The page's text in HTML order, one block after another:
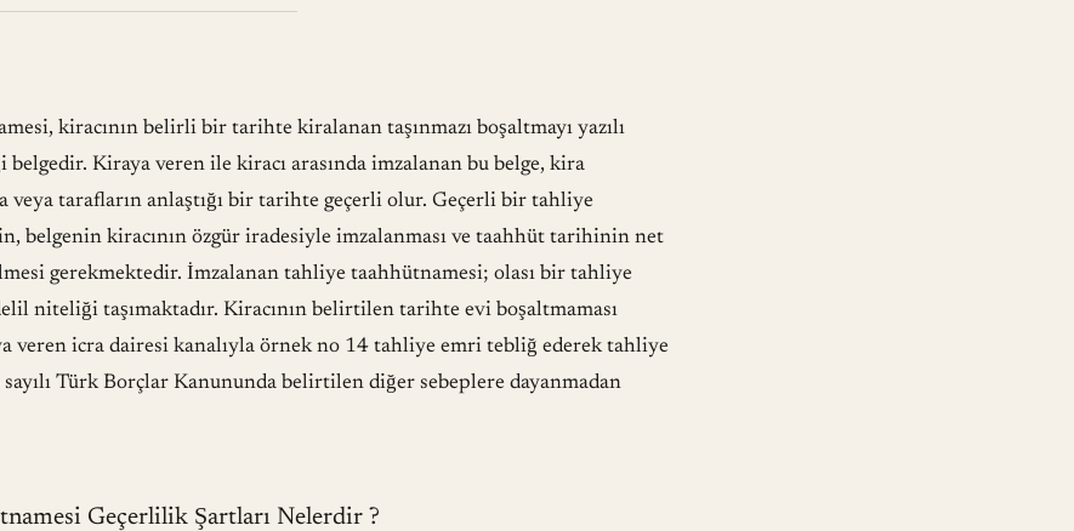
kiracının belirli bir tarihte kiralanan taşınmazı boşaltmayı yazılı
Kiraya veren ile kiracı arasında imzalanan bu belge, kira
veya tarafların anlaştığı bir tarihte geçerli olur. Geçerli bir tahliye
belgenin kiracının özgür iradesiyle imzalanması ve taahhüt tarihinin net
gerekmektedir. İmzalanan tahliye taahhütnamesi; olası bir tahliye
niteliği taşımaktadır. Kiracının belirtilen tarihte evi boşaltmaması
veren icra dairesi kanalıyla örnek no 14 tahliye emri tebliğ ederek tahliye
Türk Borçlar Kanununda belirtilen diğer sebeplere dayanmadan
Geçerlilik Şartları Nelerdir ?